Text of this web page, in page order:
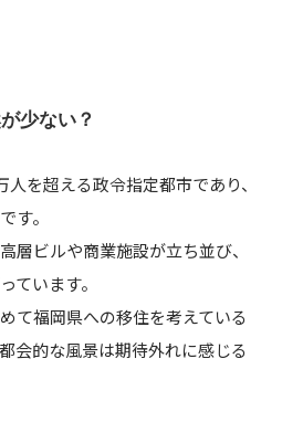
少ない？
を超える政令指定都市であり、
す。
層ビルや商業施設が立ち並び、
ています。
て福岡県への移住を考えている
会的な風景は期待外れに感じる